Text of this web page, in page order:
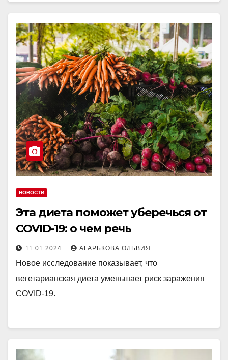
НОВОСТИ
Эта диета поможет уберечься от
COVID-19: о чем речь
11.01.2024 АГАРЬКОВА ОЛЬВИЯ
Новое исследование показывает, что
вегетарианская диета уменьшает риск заражения
COVID-19.